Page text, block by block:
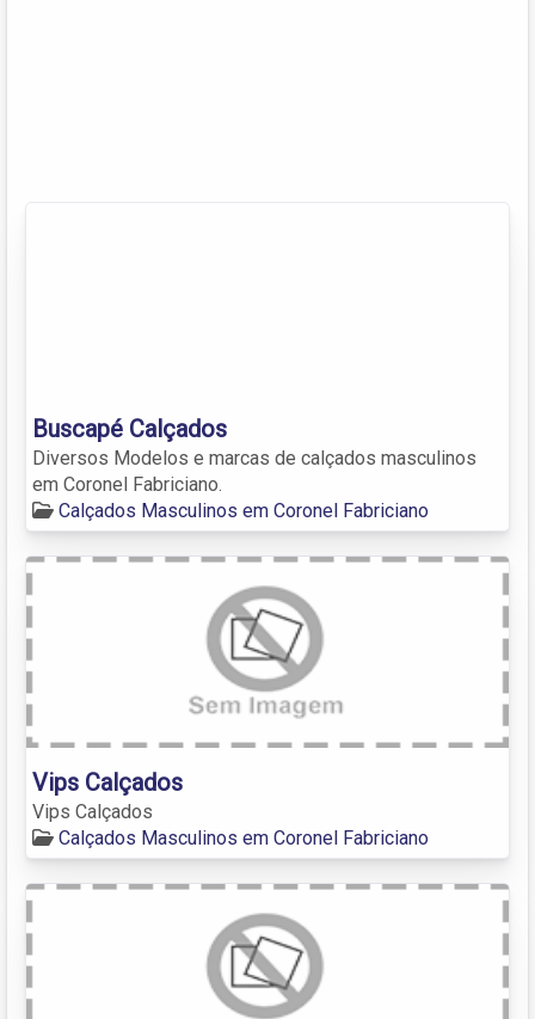
Buscapé Calçados
Diversos Modelos e marcas de calçados masculinos
em Coronel Fabriciano.
Calçados Masculinos em Coronel Fabriciano
Vips Calçados
Vips Calçados
Calçados Masculinos em Coronel Fabriciano